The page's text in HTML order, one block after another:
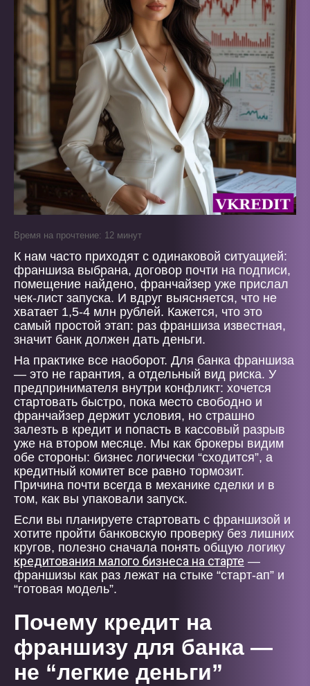
Время на прочтение: 12 минут
К нам часто приходят с одинаковой ситуацией:
франшиза выбрана, договор почти на подписи,
помещение найдено, франчайзер уже прислал
чек-лист запуска. И вдруг выясняется, что не
хватает 1,5-4 млн рублей. Кажется, что это
самый простой этап: раз франшиза известная,
значит банк должен дать деньги.
На практике все наоборот. Для банка франшиза
— это не гарантия, а отдельный вид риска. У
предпринимателя внутри конфликт: хочется
стартовать быстро, пока место свободно и
франчайзер держит условия, но страшно
залезть в кредит и попасть в кассовый разрыв
уже на втором месяце. Мы как брокеры видим
обе стороны: бизнес логически “сходится”, а
кредитный комитет все равно тормозит.
Причина почти всегда в механике сделки и в
том, как вы упаковали запуск.
Если вы планируете стартовать с франшизой и
хотите пройти банковскую проверку без лишних
кругов, полезно сначала понять общую логику
кредитования малого бизнеса на старте —
франшизы как раз лежат на стыке “старт-ап” и
“готовая модель”.
Почему кредит на
франшизу для банка —
не “легкие деньги”